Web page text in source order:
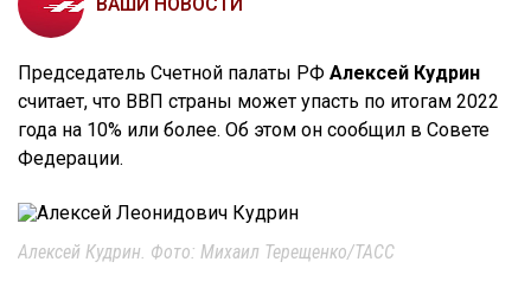
Председатель Счетной палаты РФ Алексей Кудрин
считает, что ВВП страны может упасть по итогам 2022
года на 10% или более. Об этом он сообщил в Совете
Федерации.
Алексей Кудрин. Фото: Михаил Терещенко/ТАСС